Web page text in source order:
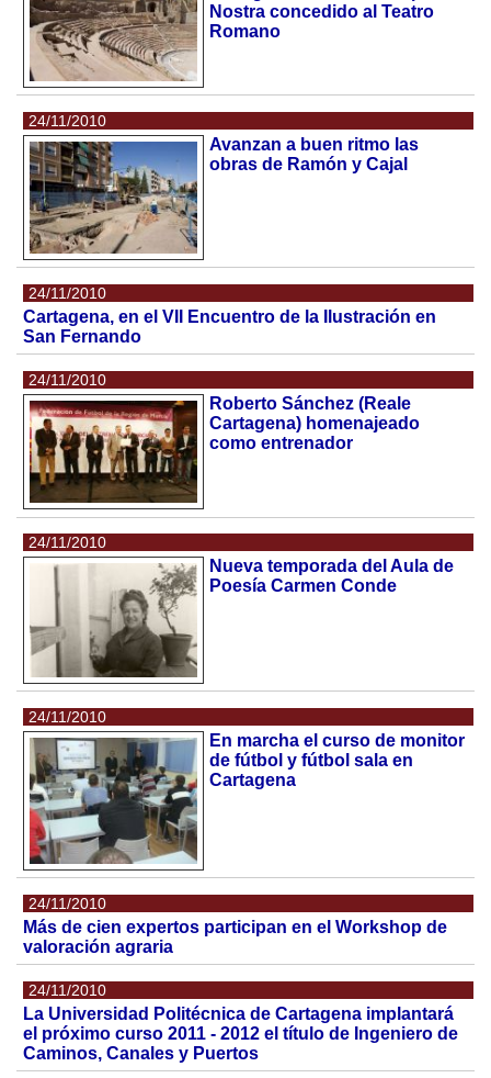
Nostra concedido al Teatro
Romano
24/11/2010
Avanzan a buen ritmo las
obras de Ramón y Cajal
24/11/2010
Cartagena, en el VII Encuentro de la Ilustración en
San Fernando
24/11/2010
Roberto Sánchez (Reale
Cartagena) homenajeado
como entrenador
24/11/2010
Nueva temporada del Aula de
Poesía Carmen Conde
24/11/2010
En marcha el curso de monitor
de fútbol y fútbol sala en
Cartagena
24/11/2010
Más de cien expertos participan en el Workshop de
valoración agraria
24/11/2010
La Universidad Politécnica de Cartagena implantará
el próximo curso 2011 - 2012 el título de Ingeniero de
Caminos, Canales y Puertos